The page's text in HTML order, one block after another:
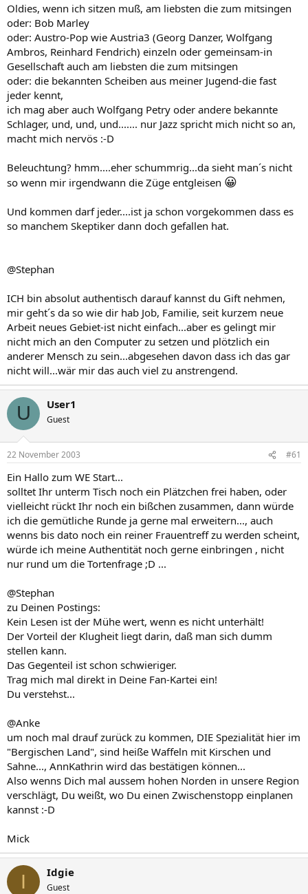
Oldies, wenn ich sitzen muß, am liebsten die zum mitsingen
oder: Bob Marley
oder: Austro-Pop wie Austria3 (Georg Danzer, Wolfgang
Ambros, Reinhard Fendrich) einzeln oder gemeinsam-in
Gesellschaft auch am liebsten die zum mitsingen
oder: die bekannten Scheiben aus meiner Jugend-die fast
jeder kennt,
ich mag aber auch Wolfgang Petry oder andere bekannte
Schlager, und, und, und....... nur Jazz spricht mich nicht so an,
macht mich nervös :-D
Beleuchtung? hmm....eher schummrig...da sieht man´s nicht
so wenn mir irgendwann die Züge entgleisen 😀
Und kommen darf jeder....ist ja schon vorgekommen dass es
so manchem Skeptiker dann doch gefallen hat.
@Stephan
ICH bin absolut authentisch darauf kannst du Gift nehmen,
mir geht´s da so wie dir hab Job, Familie, seit kurzem neue
Arbeit neues Gebiet-ist nicht einfach...aber es gelingt mir
nicht mich an den Computer zu setzen und plötzlich ein
anderer Mensch zu sein...abgesehen davon dass ich das gar
nicht will...wär mir das auch viel zu anstrengend.
U User1
Guest
22 November 2003 #61
Ein Hallo zum WE Start...
solltet Ihr unterm Tisch noch ein Plätzchen frei haben, oder
vielleicht rückt Ihr noch ein bißchen zusammen, dann würde
ich die gemütliche Runde ja gerne mal erweitern..., auch
wenns bis dato noch ein reiner Frauentreff zu werden scheint,
würde ich meine Authentität noch gerne einbringen , nicht
nur rund um die Tortenfrage ;D ...
@Stephan
zu Deinen Postings:
Kein Lesen ist der Mühe wert, wenn es nicht unterhält!
Der Vorteil der Klugheit liegt darin, daß man sich dumm
stellen kann.
Das Gegenteil ist schon schwieriger.
Trag mich mal direkt in Deine Fan-Kartei ein!
Du verstehst...
@Anke
um noch mal drauf zurück zu kommen, DIE Spezialität hier im
"Bergischen Land", sind heiße Waffeln mit Kirschen und
Sahne..., AnnKathrin wird das bestätigen können...
Also wenns Dich mal aussem hohen Norden in unsere Region
verschlägt, Du weißt, wo Du einen Zwischenstopp einplanen
kannst :-D
Mick
I Idgie
Guest